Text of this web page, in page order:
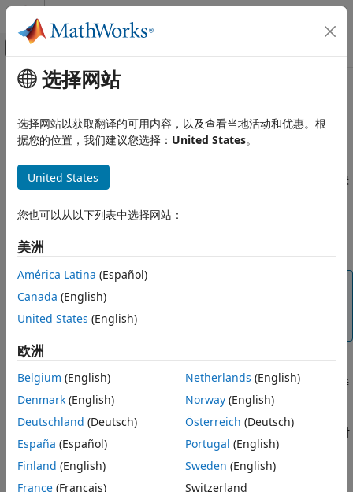
跳到内容
画布外导航菜单切换
文档主页
模块和模块集创建
创建模块算法
使用 MATLAB 创建模块
使用 MATLAB S-Function 创建模块
在仿真期间访问模块数据
本页内容
关于模块运行时对象
访问运行时对象
侦听方法执行事件
另请参阅
主要内容
在仿真期间访问模块数据
关于模块运行时对象
Simulink 提供了一个称为模块运行时接口的应用程序编程接口，
该接口支持在仿真运行过程中以编程方式访问模块数据，例如模块
MATLAB ® 命令行、Simulink 调试器、2 级 MATLAB S-
Function
甚至在模型暂停时，或者模型在调试器中运行或暂停时，您
也可以使用此接口。
象），这些类的实例提供正在运行的模型中的模块的有关数据。特
别是，该接口会为正在运行的模型中的每个非虚拟模块关联一个
Simulink.RunTimeBlock
（称为模块的运行时对象）实例。通过运
行时对象的方法和属性可访问有关模块的 I/O 端口、参数、采样时
间和状态的运行时数据。
访问运行时对象
选择网站
选择网站以获取翻译的可用内容，以及查看当地活动和优惠。根
据您的位置，我们建议您选择： United States。
United States
您也可以从以下列表中选择网站：
美洲
América Latina (Español)
Canada (English)
United States (English)
欧洲
Belgium (English)
Denmark (English)
Deutschland (Deutsch)
España (Español)
Finland (English)
France (Français)
Netherlands (English)
Norway(English)
Österreich (Deutsch)
Portugal (English)
Sweden (English)
Switzerland